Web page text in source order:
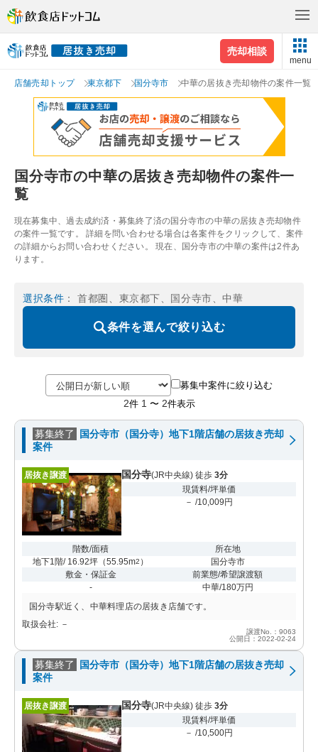
売却相談
menu
店舗売却トップ 東京都下 国分寺市 中華の居抜き売却物件の案件一覧
国分寺市の中華の居抜き売却物件の案件一
覧
現在募集中、過去成約済・募集終了済の国分寺市の中華の居抜き売却物件
の案件一覧です。 詳細を問い合わせる場合は各案件をクリックして、案件
の詳細からお問い合わせください。 現在、国分寺市の中華の案件は2件あ
ります。
選択条件 ： 首都圏、東京都下、国分寺市、中華
条件を選んで絞り込む
募集中案件に絞り込む
2件 1 〜 2件表示
募集終了
国分寺市（国分寺）地下1階店舗の居抜き売却
案件
居抜き譲渡 国分寺(JR中央線) 徒歩 3分
現賃料/坪単価
－ /10,009円
階数/面積
地下1階/ 16.92坪 （55.95m2 ）
所在地
国分寺市
敷金・保証金
-
前業態/希望譲渡額
中華/180万円
国分寺駅近く、中華料理店の居抜き店舗です。
取扱会社: －
譲渡No.：9063
公開日：2022-02-24
募集終了
国分寺市（国分寺）地下1階店舗の居抜き売却
案件
居抜き譲渡 国分寺(JR中央線) 徒歩 3分
現賃料/坪単価
－ /10,500円